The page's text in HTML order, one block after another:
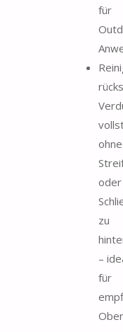
für
ohne
oder
zu
–
für